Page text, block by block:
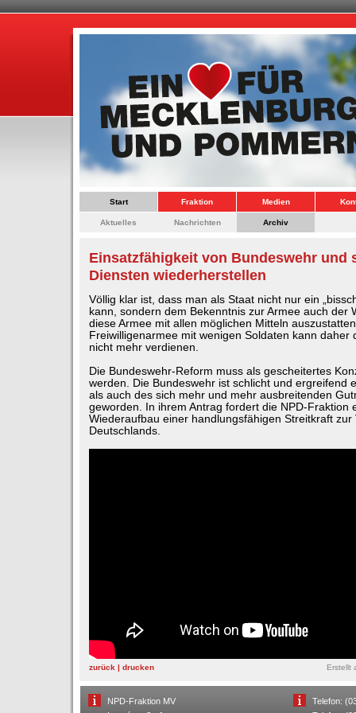
Start Fraktion Medien
Aktuelles Nachrichten Archiv
Einsatzfähigkeit von Bundeswehr und
Diensten wiederherstellen
Völlig klar ist, dass man als Staat nicht nur ein
kann, sondern dem Bekenntnis zur Armee auch der
diese Armee mit allen möglichen Mitteln
Freiwilligenarmee mit wenigen Soldaten kann daher
nicht mehr verdienen.
Die Bundeswehr-Reform muss als gescheitertes
werden. Die Bundeswehr ist schlicht und ergreifend
als auch des sich mehr und mehr ausbreitenden
geworden. In ihrem Antrag fordert die NPD-Fraktion
Wiederaufbau einer handlungsfähigen Streitkraft zur
Deutschlands.
zurück | drucken Erstellt
NPD-Fraktion MV
Telefon: